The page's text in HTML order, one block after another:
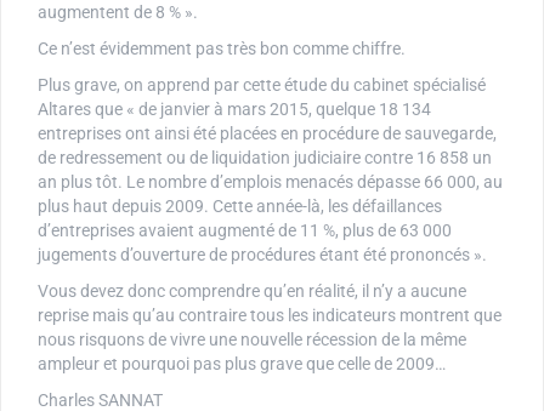
augmentent de 8 % ».
Ce n’est évidemment pas très bon comme chiffre.
Plus grave, on apprend par cette étude du cabinet spécialisé
Altares que « de janvier à mars 2015, quelque 18 134
entreprises ont ainsi été placées en procédure de sauvegarde,
de redressement ou de liquidation judiciaire contre 16 858 un
an plus tôt. Le nombre d’emplois menacés dépasse 66 000, au
plus haut depuis 2009. Cette année-là, les défaillances
d’entreprises avaient augmenté de 11 %, plus de 63 000
jugements d’ouverture de procédures étant été prononcés ».
Vous devez donc comprendre qu’en réalité, il n’y a aucune
reprise mais qu’au contraire tous les indicateurs montrent que
nous risquons de vivre une nouvelle récession de la même
ampleur et pourquoi pas plus grave que celle de 2009…
Charles SANNAT